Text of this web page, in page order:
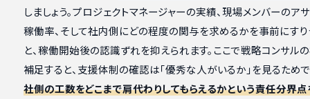
しましょう。プロジェクトマネージャーの実績、現場メンバーのア
稼働率、そして社内側にどの程度の関与を求めるかを事前にす
と、稼働開始後の認識ずれを抑えられます。ここで戦略コンサル
補足すると、支援体制の確認は「優秀な人がいるか」を見るためで
社側の工数をどこまで肩代わりしてもらえるかという責任分界